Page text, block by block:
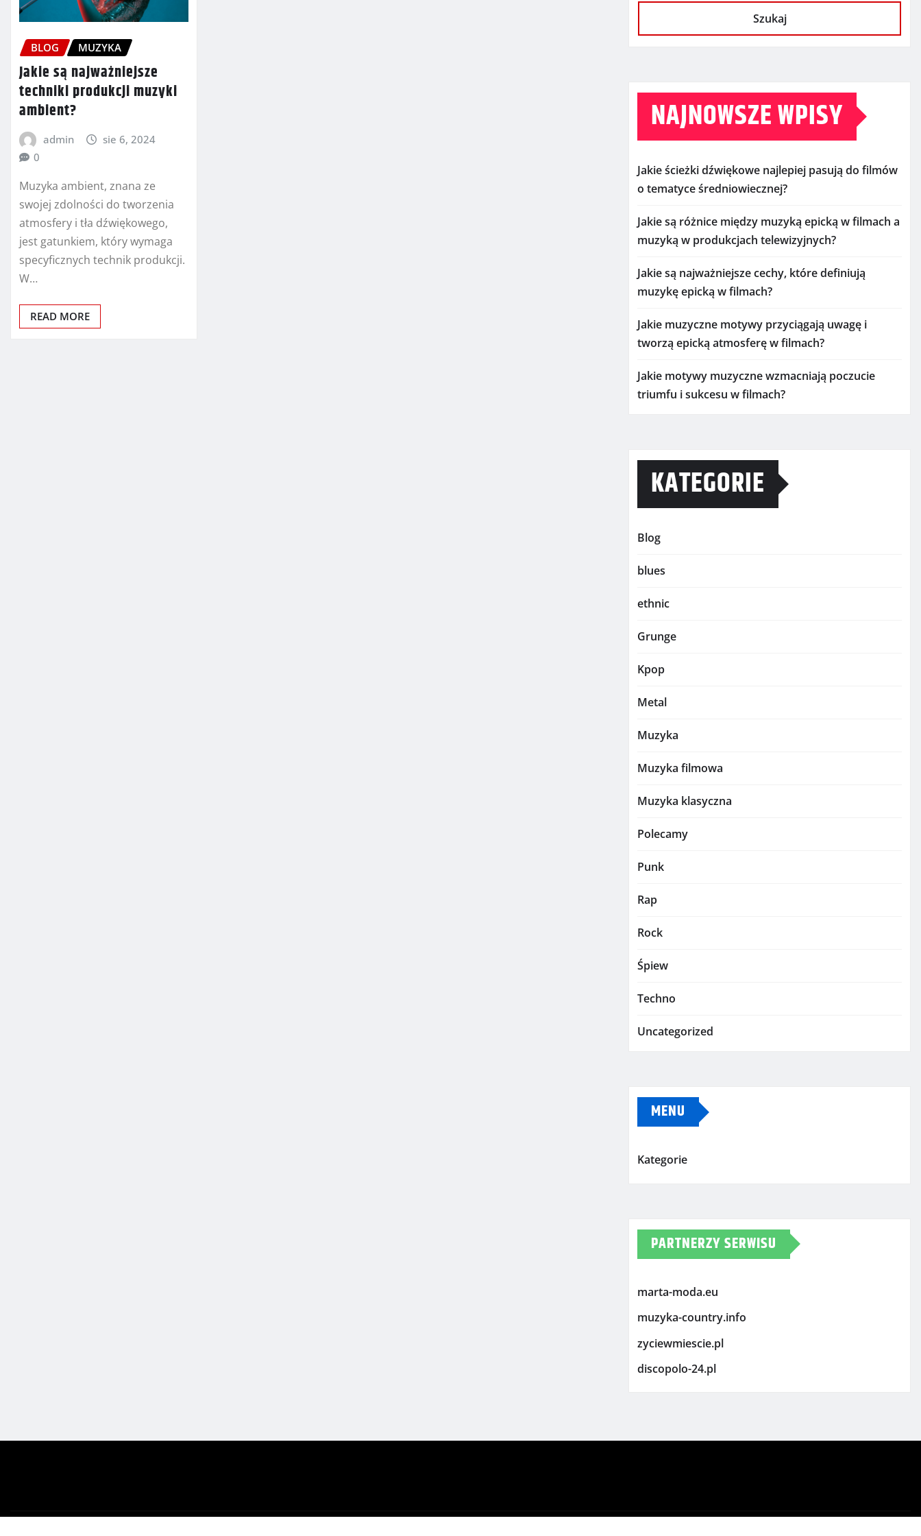
BLOG MUZYKA
Jakie są najważniejsze
techniki produkcji muzyki
ambient?
admin
sie 6, 2024
0
Muzyka ambient, znana ze
swojej zdolności do tworzenia
atmosfery i tła dźwiękowego,
jest gatunkiem, który wymaga
specyficznych technik produkcji.
W…
READ MORE
Szukaj
NAJNOWSZE WPISY
Jakie ścieżki dźwiękowe najlepiej pasują do filmów
o tematyce średniowiecznej?
Jakie są różnice między muzyką epicką w filmach a
muzyką w produkcjach telewizyjnych?
Jakie są najważniejsze cechy, które definiują
muzykę epicką w filmach?
Jakie muzyczne motywy przyciągają uwagę i
tworzą epicką atmosferę w filmach?
Jakie motywy muzyczne wzmacniają poczucie
triumfu i sukcesu w filmach?
KATEGORIE
Blog
blues
ethnic
Grunge
Kpop
Metal
Muzyka
Muzyka filmowa
Muzyka klasyczna
Polecamy
Punk
Rap
Rock
Śpiew
Techno
Uncategorized
MENU
Kategorie
PARTNERZY SERWISU
marta-moda.eu
muzyka-country.info
zyciewmiescie.pl
discopolo-24.pl